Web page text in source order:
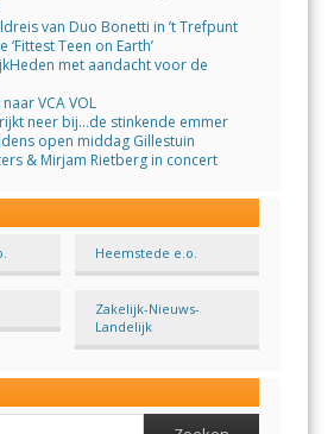
van Duo Bonetti in ’t Trefpunt
‘Fittest Teen on Earth’
met aandacht voor de
VCA VOL
neer bij…de stinkende emmer
open middag Gillestuin
& Mirjam Rietberg in concert
Heemstede e.o.
Zakelijk-Nieuws-
Landelijk